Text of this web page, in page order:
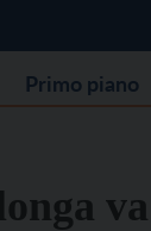
Primo piano